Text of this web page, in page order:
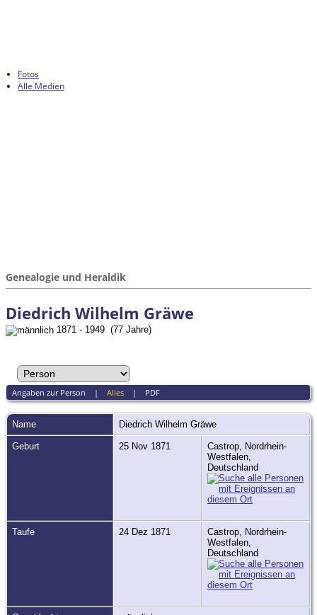
Fotos
Alle Medien
Genealogie und Heraldik
Diedrich Wilhelm Gräwe
1871 - 1949 (77 Jahre)
Angaben zur Person | Alles| PDF
Name Diedrich Wilhelm Gräwe
Geburt 25 Nov 1871
Castrop, Nordrhein-
Westfalen,
Deutschland
Taufe 24 Dez 1871
Castrop, Nordrhein-
Westfalen,
Deutschland